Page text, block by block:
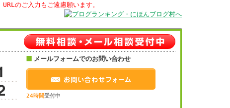
メールフォームでのお問い合わせ
24時間受付中